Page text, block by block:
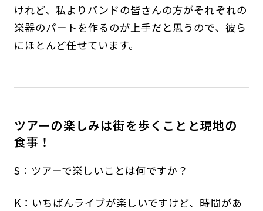
けれど、私よりバンドの皆さんの方がそれぞれの
楽器のパートを作るのが上手だと思うので、彼ら
にほとんど任せています。
ツアーの楽しみは街を歩くことと現地の
食事！
S：ツアーで楽しいことは何ですか？
K：いちばんライブが楽しいですけど、時間があ